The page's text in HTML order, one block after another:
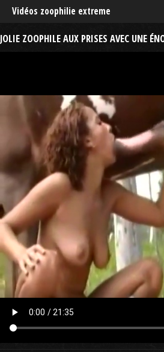
Vidéos zoophilie extreme
JOLIE ZOOPHILE AUX PRISES AVEC UNE